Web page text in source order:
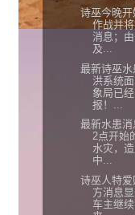
诗巫今晚
作战并
消息；
及...
最新诗巫
洪系统
象局已
报！...
最新水患
2点开始
水灾，
中...
诗巫人特
方消息
车主继